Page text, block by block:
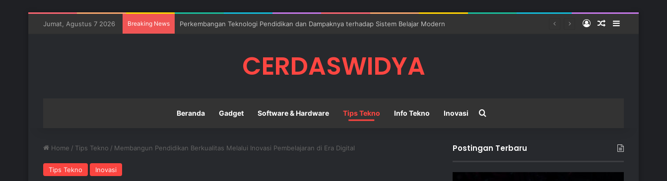
Jumat, Agustus 7 2026 Breaking News Pentingnya Inovasi Digital untuk Membangun Pendidikan Sekolah yang Lebih Berkualitas Log InRandom Article
Sidebar
CERDASWIDYA
Beranda Gadget Software & Hardware Tips Tekno Info Tekno Inovasi
Home / Tips Tekno / Membangun Pendidikan Berkualitas Melalui Inovasi Pembelajaran di Era Digital
Tips Tekno Inovasi
Postingan Terbaru